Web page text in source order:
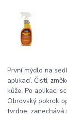
První mýdlo na
aplikací. Čistí,
kůže. Po aplikaci
Obrovský pokrok
tvrdne, zanechává